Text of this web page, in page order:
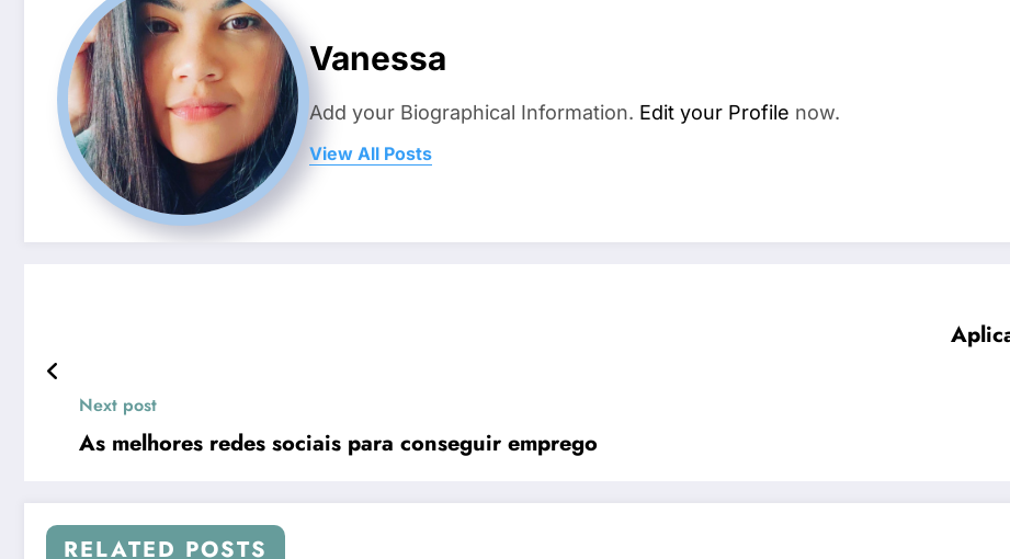
Vanessa
Add your Biographical Information. Edit your Profile now.
View All Posts
Next post
As melhores redes sociais para conseguir emprego
RELATED POSTS